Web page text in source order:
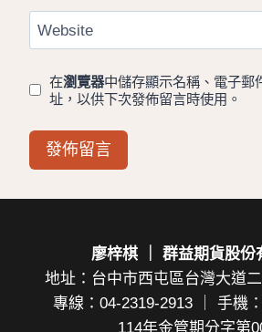
Website
在瀏覽器中儲存顯示名稱、電子郵
址，以供下次發佈留言時使用。
廖梓棋 ｜ 群益期貨股份
地址：台中市西屯區台灣大道
專線：04-2319-2913 ｜ 手機
114年金管期分字第